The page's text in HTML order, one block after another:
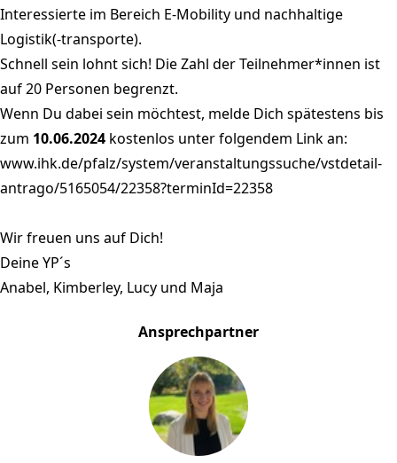
Interessierte im Bereich E-Mobility und nachhaltige
Logistik(-transporte).
Schnell sein lohnt sich! Die Zahl der Teilnehmer*innen ist
auf 20 Personen begrenzt.
Wenn Du dabei sein möchtest, melde Dich spätestens bis
zum 10.06.2024 kostenlos unter folgendem Link an:
www.ihk.de/pfalz/system/veranstaltungssuche/vstdetail-
antrago/5165054/22358?terminId=22358
Wir freuen uns auf Dich!
Deine YP´s
Anabel, Kimberley, Lucy und Maja
Ansprechpartner